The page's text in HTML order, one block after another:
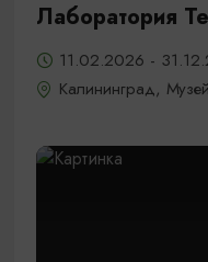
Лаборатория
11.02.2026 -
Калининград,